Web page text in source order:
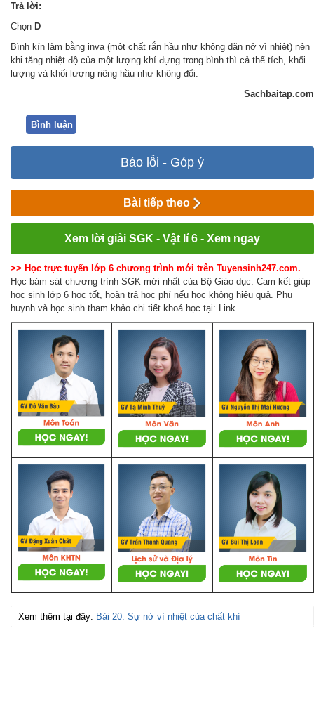
Trả lời:
Chọn D
Bình kín làm bằng inva (một chất rắn hầu như không dãn nở vì nhiệt) nên
khi tăng nhiệt độ của một lượng khí đựng trong bình thì cả thể tích, khối
lượng và khối lượng riêng hầu như không đổi.
Sachbaitap.com
Bình luận
Báo lỗi - Góp ý
Bài tiếp theo
Xem lời giải SGK - Vật lí 6 - Xem ngay
>> Học trực tuyến lớp 6 chương trình mới trên Tuyensinh247.com.
Học bám sát chương trình SGK mới nhất của Bộ Giáo dục. Cam kết giúp
học sinh lớp 6 học tốt, hoàn trả học phí nếu học không hiệu quả. Phụ
huynh và học sinh tham khảo chi tiết khoá học tại: Link
Xem thêm tại đây: Bài 20. Sự nở vì nhiệt của chất khí